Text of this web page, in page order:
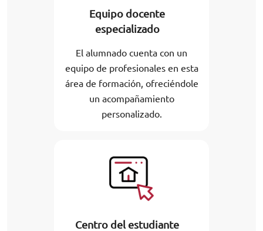
Equipo docente
especializado
El alumnado cuenta con un
equipo de profesionales en esta
área de formación, ofreciéndole
un acompañamiento
personalizado.
Centro del estudiante